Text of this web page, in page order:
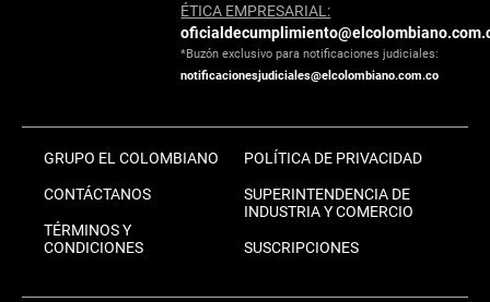
ÉTICA EMPRESARIAL:
*Buzón exclusivo para notificaciones judiciales:
notificacionesjudiciales@elcolombiano.com.co
GRUPO EL COLOMBIANO
CONTÁCTANOS
TÉRMINOS Y
CONDICIONES
POLÍTICA DE PRIVACIDAD
SUPERINTENDENCIA DE
INDUSTRIA Y COMERCIO
SUSCRIPCIONES